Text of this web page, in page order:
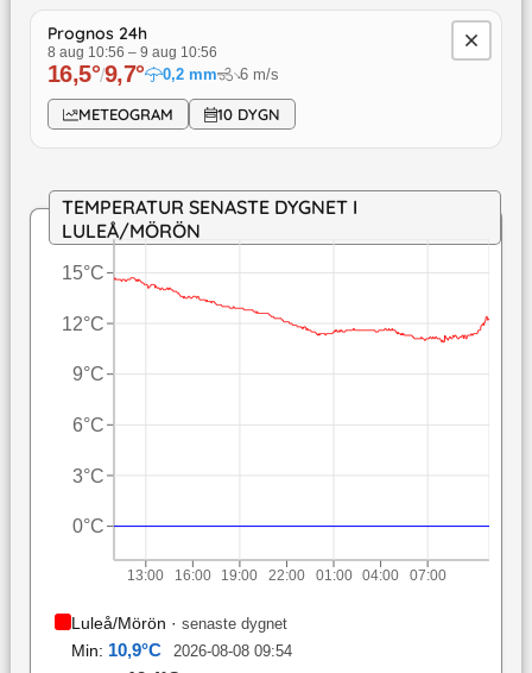
Prognos 24h
8 aug 10:56 – 9 aug 10:56
16,5°/9,7° 0,2mm ↓6m/s
METEOGRAM 10 DYGN
TEMPERATUR SENASTE DYGNET I
LULEÅ/MÖRÖN
13:00 16:00 19:00 22:00 01:00 04:00 07:00
0°C
3°C
6°C
9°C
12°C
15°C
Luleå/Mörön · senaste dygnet
Min: 10,9°C 2026-08-08 09:54